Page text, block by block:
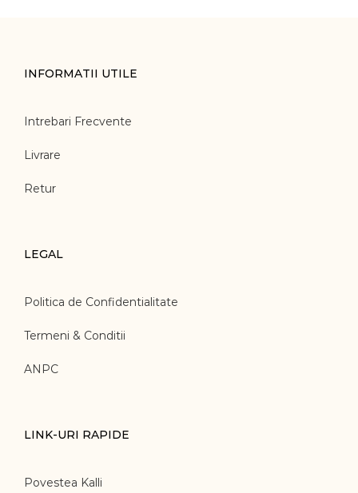
INFORMATII UTILE
Intrebari Frecvente
Livrare
Retur
LEGAL
Politica de Confidentialitate
Termeni & Conditii
ANPC
LINK-URI RAPIDE
Povestea Kalli